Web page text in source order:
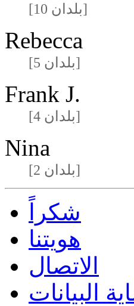
[10 بلدان]
Rebecca
[5 بلدان]
Frank J.
[4 بلدان]
Nina
[2 بلدان]
شكراً
هويتنا
الاتصال
البيانات